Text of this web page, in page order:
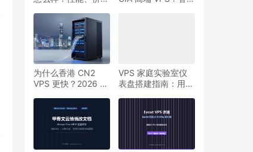
为什么香港 CN2
VPS 更快？2026 最
VPS 家庭实验室仪
表盘搭建指南：用